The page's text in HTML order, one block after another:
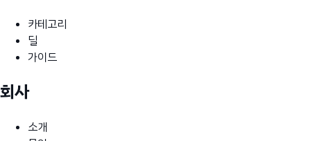
카테고리
딜
가이드
회사
소개